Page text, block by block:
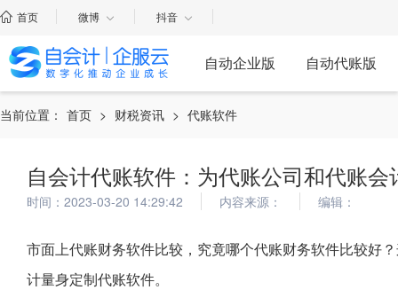
首页 微博 抖音
自动企业版 自动代账版
当前位置： 首页 > 财税资讯 > 代账软件
自会计代账软件：为代账公司和代账会
时间：2023-03-20 14:29:42 内容来源： 编辑：
市面上代账财务软件比较，究竟哪个代账财务软件比较好
计量身定制代账软件。